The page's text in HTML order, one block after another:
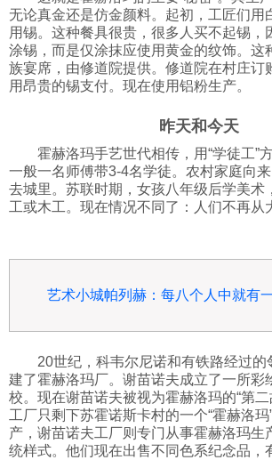
无论真金还是仿金颜料。起初，工匠们用
用锡。这种餐具很贵，很多人买不起锡，
涂锡，而是仅涂抹应使用黄金的纹饰。这
族宴席，由修道院提供。修道院在村庄订
用昂贵的锡支付。现在使用铝粉生产。
昨天和今天
霍赫洛玛手艺世代相传，用“学徒工”
一般一名师傅带3-4名学徒。农村家庭向
去城里。苏联时期，女孩八年级后学美术
工或木工。现在情况不同了：人们不再从
艺术小城帕列赫：每八个人中就有
20世纪，科韦尔尼诺和有铁路经过的
建了霍赫洛玛厂。谢苗诺夫成立了一所彩
校。现在谢苗诺夫被视为霍赫洛玛的“第
工厂只剩下苏霍诺斯卡村的一个“霍赫洛
产，谢苗诺夫工厂则专门从事霍赫洛玛生
统样式。他们现在出售不同色系纪念品，